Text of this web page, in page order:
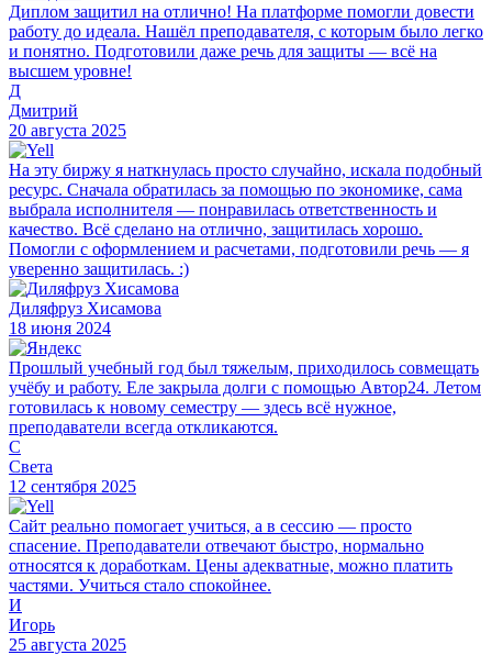
Диплом защитил на отлично! На платформе помогли довести
работу до идеала. Нашёл преподавателя, с которым было легко
и понятно. Подготовили даже речь для защиты — всё на
высшем уровне!
Д
Дмитрий
20 августа 2025
На эту биржу я наткнулась просто случайно, искала подобный
ресурс. Сначала обратилась за помощью по экономике, сама
выбрала исполнителя — понравилась ответственность и
качество. Всё сделано на отлично, защитилась хорошо.
Помогли с оформлением и расчетами, подготовили речь — я
уверенно защитилась. :)
Диляфруз Хисамова
18 июня 2024
Прошлый учебный год был тяжелым, приходилось совмещать
учёбу и работу. Еле закрыла долги с помощью Автор24. Летом
готовилась к новому семестру — здесь всё нужное,
преподаватели всегда откликаются.
С
Света
12 сентября 2025
Сайт реально помогает учиться, а в сессию — просто
спасение. Преподаватели отвечают быстро, нормально
относятся к доработкам. Цены адекватные, можно платить
частями. Учиться стало спокойнее.
И
Игорь
25 августа 2025